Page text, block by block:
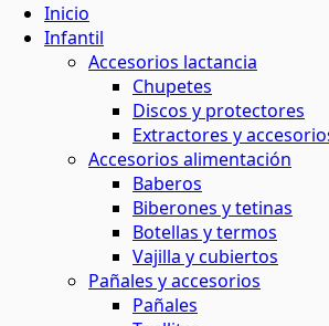
Inicio
Infantil
Accesorios lactancia
Chupetes
Discos y protectores
Extractores y
Accesorios alimentación
Baberos
Biberones y tetinas
Botellas y termos
Vajilla y cubiertos
Pañales y accesorios
Pañales